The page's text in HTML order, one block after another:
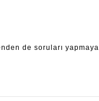
de soruları yapmaya